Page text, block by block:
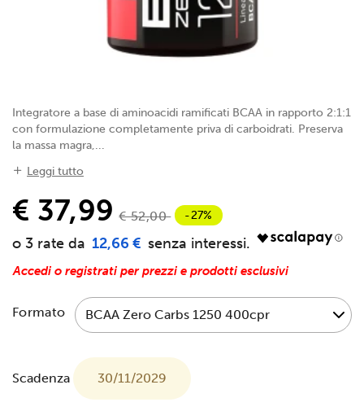
Integratore a base di aminoacidi ramificati BCAA in rapporto 2:1:1
con formulazione completamente priva di carboidrati. Preserva
la massa magra,...
Leggi tutto
€ 37,99 € 52,00 -27%
12,66 €
Accedi o registrati per prezzi e prodotti esclusivi
Formato
Scadenza 30/11/2029